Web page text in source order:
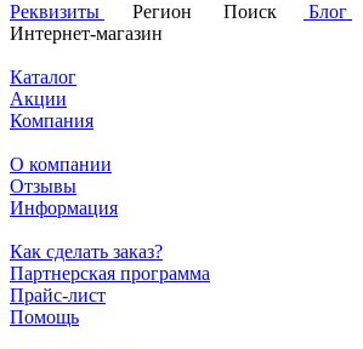
Реквизиты
Регион Поиск Блог
Интернет-магазин
Каталог
Акции
Компания
О компании
Отзывы
Информация
Как сделать заказ?
Партнерская программа
Прайс-лист
Помощь